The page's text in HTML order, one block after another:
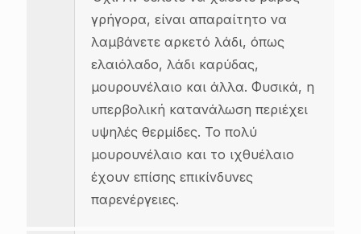
γρήγορα, είναι απαραίτητο να
λαμβάνετε αρκετό λάδι, όπως
ελαιόλαδο, λάδι καρύδας,
μουρουνέλαιο και άλλα. Φυσικά, η
υπερβολική κατανάλωση περιέχει
υψηλές θερμίδες. Το πολύ
μουρουνέλαιο και το ιχθυέλαιο
έχουν επίσης επικίνδυνες
παρενέργειες.